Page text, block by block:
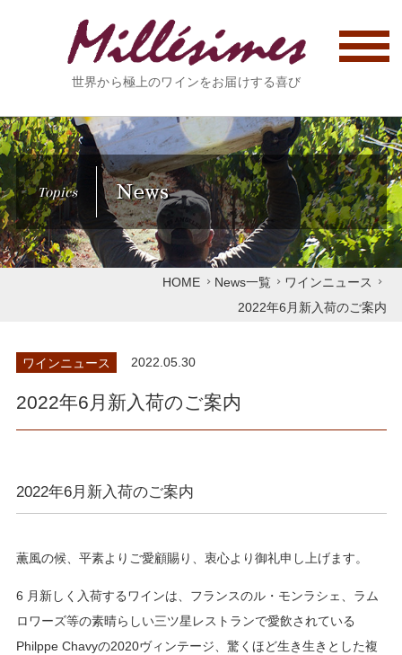
世界から極上のワインをお届けする喜び
Topics News
HOME News一覧
ワインニュース
2022年6月新入荷のご案内
ワインニュース 2022.05.30
2022年6月新入荷のご案内
2022年6月新入荷のご案内
薫風の候、平素よりご愛顧賜り、衷心より御礼申し上げます。
6 月新しく入荷するワインは、フランスのル・モンラシェ、ラム
ロワーズ等の素晴らしい三ツ星レストランで愛飲されている
Philppe Chavyの2020ヴィンテージ、驚くほど生き生きとした複